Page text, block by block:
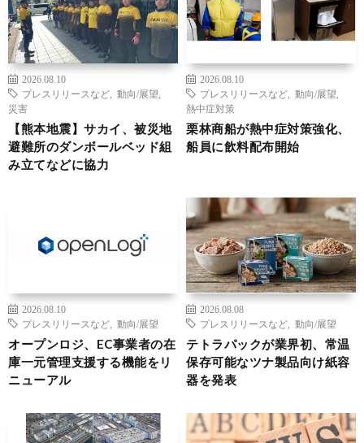
2026.08.10
プレスリリースなど
動向/展望
災害
【熊本地震】サカイ、被災地
避難所のダンボールベッド組
み立てなどに協力
2026.08.10
プレスリリースなど
動向/展望
熱中症対策
栗林商船が熱中症対策強化、
船員に飲料配布開始
2026.08.10
プレスリリースなど
動向/展望
オープンロジ、EC事業者の在
庫一元管理支援する機能をリ
ニューアル
2026.08.08
プレスリリースなど
動向/展望
テトラパックが業界初、常温
保存可能なツナ製品向け紙容
器を発表